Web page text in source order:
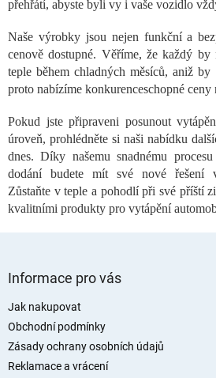
p
r
v
k
y
ý
p
i
s
u
přehřátí, abyste byli vy i vaše vozidlo
Naše výrobky jsou nejen funkční a
cenově dostupné. Věříme, že každý
teple během chladných měsíců, aniž
proto nabízíme konkurenceschopné ceny
Pokud jste připraveni posunout
úroveň, prohlédněte si naši nabídku
dnes. Díky našemu snadnému
dodání budete mít své nové řešení
Zůstaňte v teple a pohodlí při své příští
kvalitními produkty pro vytápění
Informace pro vás
Jak nakupovat
Obchodní podmínky
Zásady ochrany osobních údajů
Reklamace a vrácení